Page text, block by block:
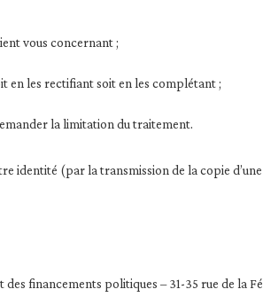
vous concernant ;
en les rectifiant soit en les complétant ;
la limitation du traitement.
identité (par la transmission de la copie
financements politiques – 31-35 rue de la